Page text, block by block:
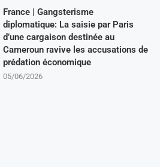
France | Gangsterisme
diplomatique: La saisie par Paris
d’une cargaison destinée au
Cameroun ravive les accusations de
prédation économique
05/06/2026